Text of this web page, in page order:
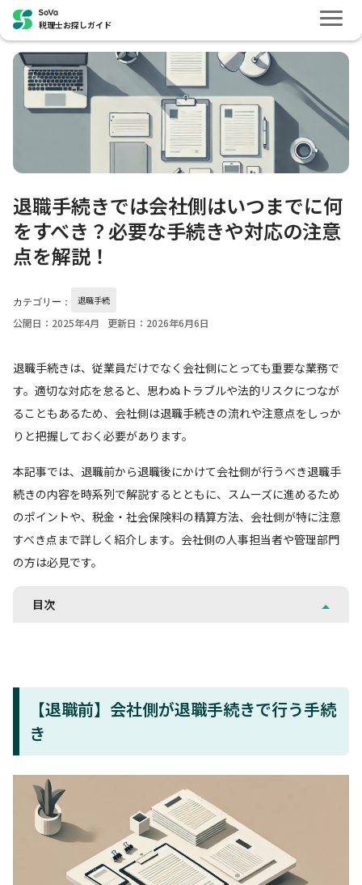
税理士お探しガイド
退職手続きでは会社側はいつまでに何
をすべき？必要な手続きや対応の注意
点を解説！
カテゴリー： 退職手続
公開日：2025年4月 更新日：2026年6月6日
退職手続きは、従業員だけでなく会社側にとっても重要な業務で
す。適切な対応を怠ると、思わぬトラブルや法的リスクにつなが
ることもあるため、会社側は退職手続きの流れや注意点をしっか
りと把握しておく必要があります。
本記事では、退職前から退職後にかけて会社側が行うべき退職手
続きの内容を時系列で解説するとともに、スムーズに進めるため
のポイントや、税金・社会保険料の精算方法、会社側が特に注意
すべき点まで詳しく紹介します。会社側の人事担当者や管理部門
の方は必見です。
目次
【退職前】会社側が退職手続きで行う手続
き